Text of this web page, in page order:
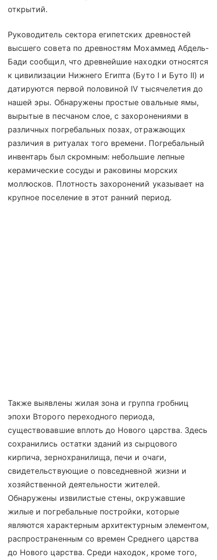
открытий.
Руководитель сектора египетских древностей
высшего совета по древностям Мохаммед Абдель-
Бади сообщил, что древнейшие находки относятся
к цивилизации Нижнего Египта (Буто I и Буто II) и
датируются первой половиной IV тысячелетия до
нашей эры. Обнаружены простые овальные ямы,
вырытые в песчаном слое, с захоронениями в
различных погребальных позах, отражающих
различия в ритуалах того времени. Погребальный
инвентарь был скромным: небольшие лепные
керамические сосуды и раковины морских
моллюсков. Плотность захоронений указывает на
крупное поселение в этот ранний период.
Также выявлены жилая зона и группа гробниц
эпохи Второго переходного периода,
существовавшие вплоть до Нового царства. Здесь
сохранились остатки зданий из сырцового
кирпича, зернохранилища, печи и очаги,
свидетельствующие о повседневной жизни и
хозяйственной деятельности жителей.
Обнаружены извилистые стены, окружавшие
жилые и погребальные постройки, которые
являются характерным архитектурным элементом,
распространенным со времен Среднего царства
до Нового царства. Среди находок, кроме того,